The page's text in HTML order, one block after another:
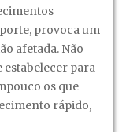
provoca um
afetada. Não
estabelecer para
os que
rápido,